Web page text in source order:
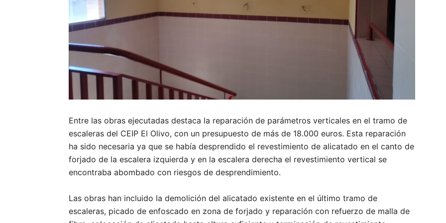
Entre las obras ejecutadas destaca la reparación de parámetros verticales en el tramo de
escaleras del CEIP El Olivo, con un presupuesto de más de 18.000 euros. Esta reparación
ha sido necesaria ya que se había desprendido el revestimiento de alicatado en el canto de
forjado de la escalera izquierda y en la escalera derecha el revestimiento vertical se
encontraba abombado con riesgos de desprendimiento.
Las obras han incluido la demolición del alicatado existente en el último tramo de
escaleras, picado de enfoscado en zona de forjado y reparación con refuerzo de malla de